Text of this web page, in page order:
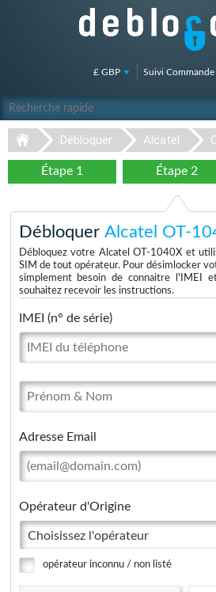
£ GBP Suivi Commande
Débloquer Alcatel
Étape 1 Étape 2
Débloquer Alcatel OT-
Débloquez votre Alcatel OT-1040X et
SIM de tout opérateur. Pour désimlocker
simplement besoin de connaitre l'IMEI
souhaitez recevoir les instructions.
IMEI (n° de série)
Adresse Email
Opérateur d'Origine
Choisissez l'opérateur
opérateur inconnu / non listé